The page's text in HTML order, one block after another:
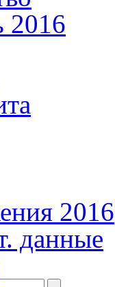
2016
2016
данные